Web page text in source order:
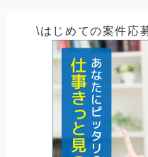
\はじめての案件応